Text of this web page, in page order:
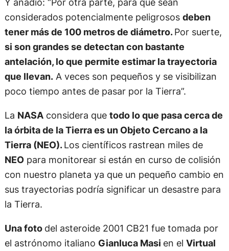
considerados potencialmente peligrosos deben
tener más de 100 metros de diámetro.Por suerte,
si son grandes se detectan con bastante
antelación, lo que permite estimar la trayectoria
que llevan.A veces son pequeños y se visibilizan
poco tiempo antes de pasar por la Tierra”.
La NASAconsidera que todo lo que pasa cerca de
la órbita de la Tierra es un Objeto Cercano a la
Tierra (NEO).Los científicos rastrean miles de
NEOpara monitorear si están en curso de colisión
con nuestro planeta ya que un pequeño cambio en
sus trayectorias podría significar un desastre para
la Tierra.
Una foto del asteroide 2001 CB21 fue tomada por
el astrónomo italiano Gianluca Masi en el Virtual